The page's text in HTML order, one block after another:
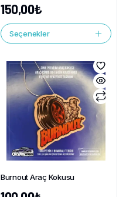
150,00₺
Seçenekler
Burnout Araç Kokusu